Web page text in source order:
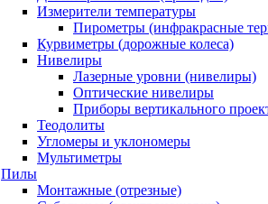
Измерители температуры
Пирометры (инфракрасные
Курвиметры (дорожные колеса)
Нивелиры
Лазерные уровни (нивелиры)
Оптические нивелиры
Приборы вертикального
Теодолиты
Угломеры и уклономеры
Мультиметры
Пилы
Монтажные (отрезные)